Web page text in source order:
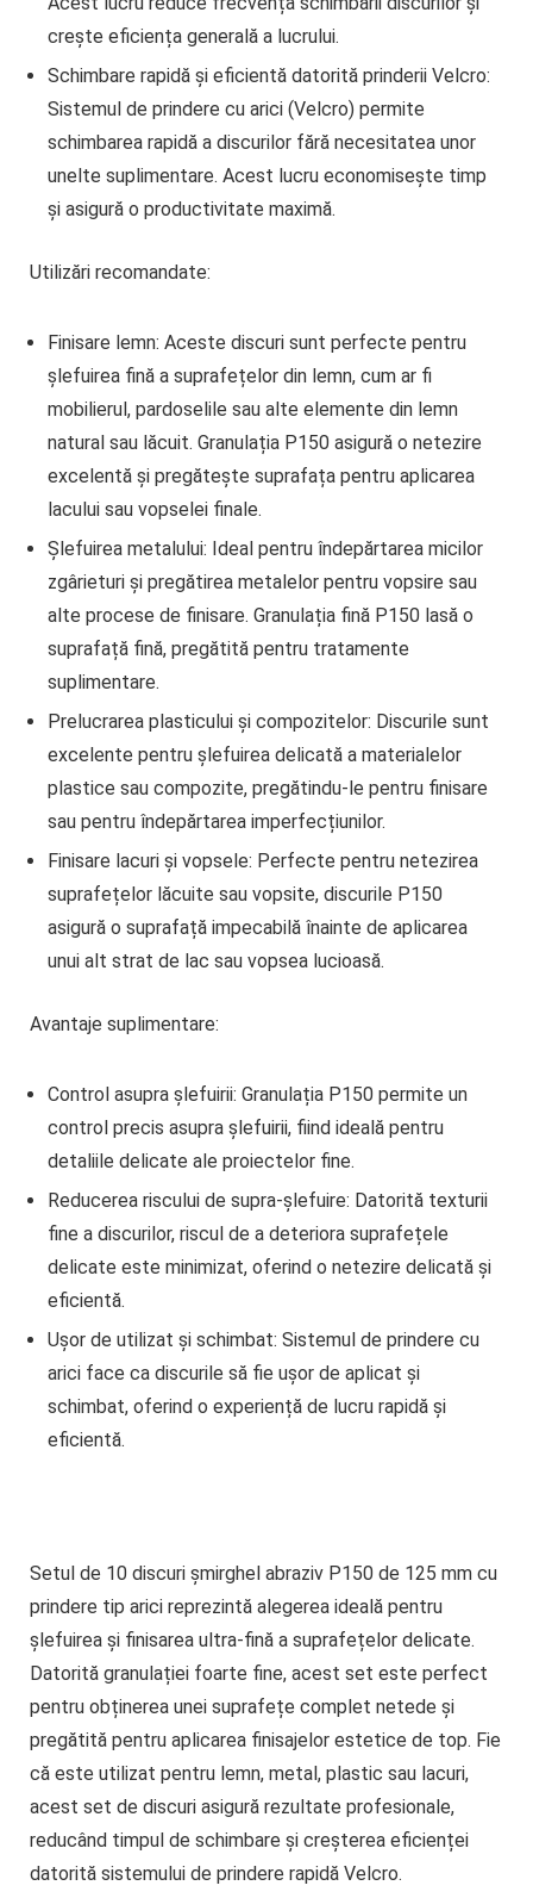
crește eficiența generală a lucrului.
Schimbare rapidă și eficientă datorită prinderii Velcro:
Sistemul de prindere cu arici (Velcro) permite
schimbarea rapidă a discurilor fără necesitatea unor
unelte suplimentare. Acest lucru economisește timp
și asigură o productivitate maximă.
Utilizări recomandate:
Finisare lemn: Aceste discuri sunt perfecte pentru
șlefuirea fină a suprafețelor din lemn, cum ar fi
mobilierul, pardoselile sau alte elemente din lemn
natural sau lăcuit. Granulația P150 asigură o netezire
excelentă și pregătește suprafața pentru aplicarea
lacului sau vopselei finale.
Șlefuirea metalului: Ideal pentru îndepărtarea micilor
zgârieturi și pregătirea metalelor pentru vopsire sau
alte procese de finisare. Granulația fină P150 lasă o
suprafață fină, pregătită pentru tratamente
suplimentare.
Prelucrarea plasticului și compozitelor: Discurile sunt
excelente pentru șlefuirea delicată a materialelor
plastice sau compozite, pregătindu-le pentru finisare
sau pentru îndepărtarea imperfecțiunilor.
Finisare lacuri și vopsele: Perfecte pentru netezirea
suprafețelor lăcuite sau vopsite, discurile P150
asigură o suprafață impecabilă înainte de aplicarea
unui alt strat de lac sau vopsea lucioasă.
Avantaje suplimentare:
Control asupra șlefuirii: Granulația P150 permite un
control precis asupra șlefuirii, fiind ideală pentru
detaliile delicate ale proiectelor fine.
Reducerea riscului de supra-șlefuire: Datorită texturii
fine a discurilor, riscul de a deteriora suprafețele
delicate este minimizat, oferind o netezire delicată și
eficientă.
Ușor de utilizat și schimbat: Sistemul de prindere cu
arici face ca discurile să fie ușor de aplicat și
schimbat, oferind o experiență de lucru rapidă și
eficientă.
Setul de 10 discuri șmirghel abraziv P150 de 125 mm cu
prindere tip aricireprezintă alegerea ideală pentru
șlefuirea și finisarea ultra-fină a suprafețelor delicate.
Datorită granulației foarte fine, acest set este perfect
pentru obținerea unei suprafețe complet netede și
pregătită pentru aplicarea finisajelor estetice de top. Fie
că este utilizat pentru lemn, metal, plastic sau lacuri,
acest set de discuri asigură rezultate profesionale,
reducând timpul de schimbare și creșterea eficienței
datorită sistemului de prindere rapidă Velcro.